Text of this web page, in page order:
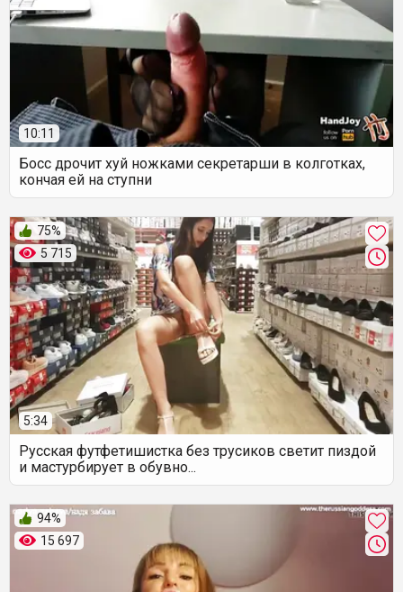
10:11
Босс дрочит хуй ножками секретарши в колготках,
кончая ей на ступни
5 715
75%
5:34
Русская футфетишистка без трусиков светит пиздой
и мастурбирует в обувно...
15 697
94%